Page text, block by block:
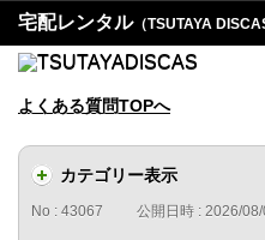
宅配レンタル（TSUTAYA
よくある質問TOPへ
カテゴリー表示
No : 43067 公開日時 : 2026/